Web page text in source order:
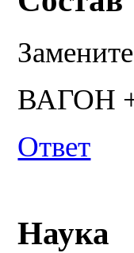
ВАГОН
Ответ
Наука